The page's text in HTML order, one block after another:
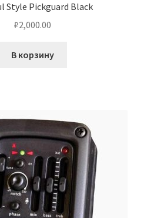
Style Pickguard Black
₽2,000.00
В корзину